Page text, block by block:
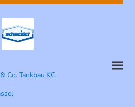
Co. Tankbau KG